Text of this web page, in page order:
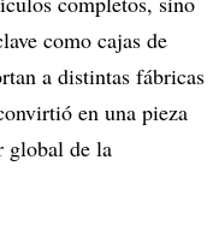
como cajas de
a distintas fábricas
en una pieza
global de la